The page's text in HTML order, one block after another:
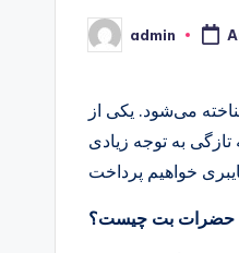
Posted
by
admin
می‌شود. یکی از
به توجه زیادی
حضرات بت چیست؟